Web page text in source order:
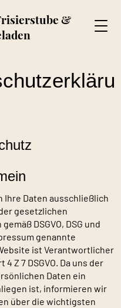
&
Ihre Daten ausschließlich
gesetzlichen
DSGVO, DSG und
genannte
ist Verantwortlicher
4 Z 7 DSGVO. Da uns der
Daten ein
ist, informieren wir
über die wichtigsten